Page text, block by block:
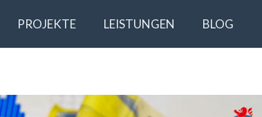
PROJEKTE LEISTUNGEN BLOG